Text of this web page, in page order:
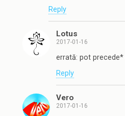
Reply
Lotus
2017-01-16
errată: pot precede*
Reply
Vero
2017-01-16